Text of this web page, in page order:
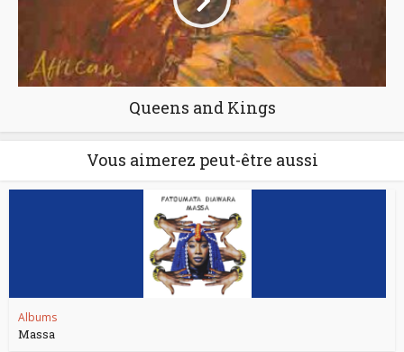
Queens and Kings
Vous aimerez peut-être aussi
Albums
Massa